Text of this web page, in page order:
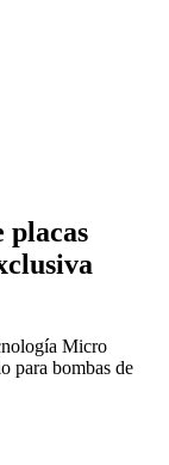
placas
Micro
para bombas de